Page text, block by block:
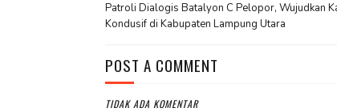
Patroli Dialogis Batalyon C Pelopor, Wujudkan
Kondusif di Kabupaten Lampung Utara
POST A COMMENT
TIDAK ADA KOMENTAR